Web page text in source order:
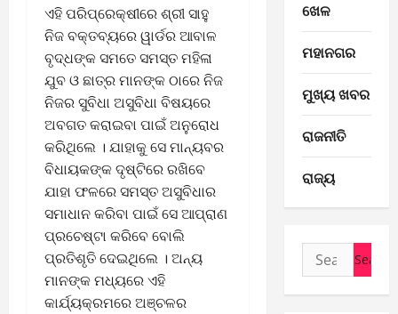
ଏହି ପରିପ୍ରେକ୍ଷୀରେ ଶ୍ରୀ ସାହୁ
ନିଜ ବକ୍ତବ୍ୟରେ ୱାର୍ଡର ଆବାଳ
ବୃଦ୍ଧଙ୍କ ସମତେ ସମସ୍ତ ମହିଳା
ଯୁବ ଓ ଛାତ୍ର ମାନଙ୍କ ଠାରେ ନିଜ
ନିଜର ସୁବିଧା ଅସୁବିଧା ବିଷୟରେ
ଅବଗତ କରାଇବା ପାଇଁ ଅନୁରୋଧ
କରିଥିଲେ । ଯାହାକୁ ସେ ମାନ୍ୟବର
ବିଧାୟକଙ୍କ ଦୃଷ୍ଟିରେ ରଖିବେ
ଯାହା ଫଳରେ ସମସ୍ତ ଅସୁବିଧାର
ସମାଧାନ କରିବା ପାଇଁ ସେ ଆପ୍ରାଣ
ପ୍ରଚେଷ୍ଟା କରିବେ ବୋଲି
ପ୍ରତିଶୃତି ଦେଇଥିଲେ । ଅନ୍ୟ
ମାନଙ୍କ ମଧ୍ୟରେ ଏହି
କାର୍ଯ୍ୟକ୍ରମରେ ଅଞ୍ଚଳର
ଖେଳ
ମହାନଗର
ମୁଖ୍ୟ ଖବର
ରାଜନୀତି
ରାଜ୍ୟ
Search
for:
2
E-Paper
-
0
2
E-Paper
6